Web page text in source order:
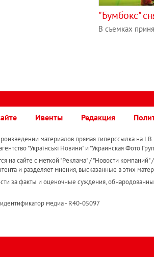
"Бумбокс"
В съемках
Ивенты Редакция
материалов прямая гиперссылка на
"Українськi Новини" и "Украинская Фото
на сайте с меткой "Реклама" / "Новости
и разделяет мнения, высказанные в этих
за факты и оценочные суждения,
медиа - R40-05097